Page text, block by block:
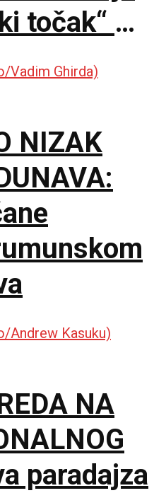
točak“ u
NIZAK
NA
paradajza